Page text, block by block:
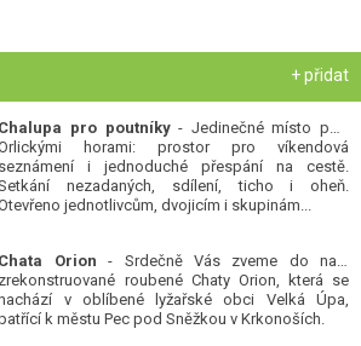
+ přidat
Chalupa pro poutníky- Jedinečné místo pod
horami: prostor pro víkendová
seznámení i jednoduché přespání na cestě.
nezadaných, sdílení, ticho i oheň.
jednotlivcům, dvojicím i skupinám...
Chata Orion - Srdečně Vás zveme do naší
zrekonstruované roubené Chaty Orion, která se
v oblíbené lyžařské obci Velká Úpa,
k městu Pec pod Sněžkou v Krkonoších.